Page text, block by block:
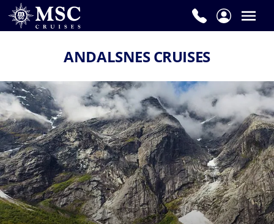
ANDALSNES CRUISES